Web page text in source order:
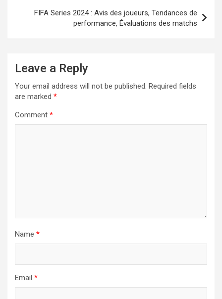
FIFA Series 2024 : Avis des joueurs, Tendances de
performance, Évaluations des matchs
Leave a Reply
Your email address will not be published. Required fields
are marked *
Comment *
Name *
Email *